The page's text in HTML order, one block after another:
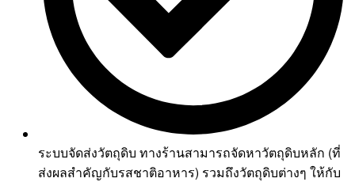
ระบบจัดส่งวัตถุดิบ ทางร้านสามารถจัดหาวัตถุดิบหลัก (ที่
ส่งผลสำคัญกับรสชาติอาหาร) รวมถึงวัตถุดิบต่างๆ ให้กับ